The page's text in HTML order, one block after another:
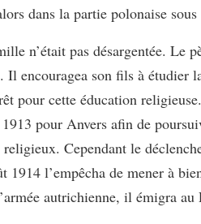
dans la partie polonaise
n’était pas désargentée. Le
Il encouragea son fils à étudier
pour cette éducation
pour Anvers afin de
Cependant le
1914 l’empêcha de mener à
autrichienne, il émigra au